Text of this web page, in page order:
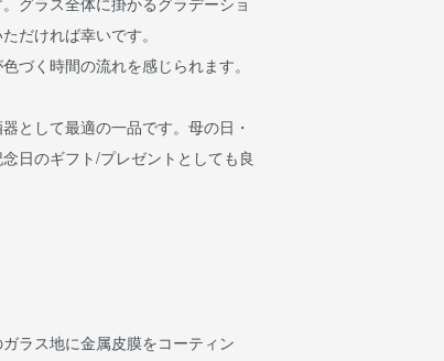
だければ幸いです。
づく時間の流れを感じられます。
として最適の一品です。母の日・
日のギフト/プレゼントとしても良
ラス地に金属皮膜をコーティン